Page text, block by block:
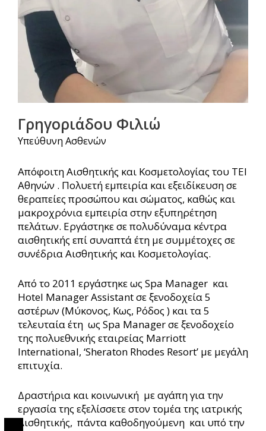
Γρηγοριάδου Φιλιώ
Υπεύθυνη Ασθενών
Απόφοιτη Αισθητικής και Κοσμετολογίας του ΤΕΙ
Αθηνών . Πολυετή εμπειρία και εξειδίκευση σε
θεραπείες προσώπου και σώματος, καθώς και
μακροχρόνια εμπειρία στην εξυπηρέτηση
πελάτων. Εργάστηκε σε πολυδύναμα κέντρα
αισθητικής επί συναπτά έτη με συμμέτοχες σε
συνέδρια Αισθητικής και Κοσμετολογίας.
Από το 2011 εργάστηκε ως Spa Manager και
Hotel Manager Assistant σε ξενοδοχεία 5
αστέρων (Μύκονος, Κως, Ρόδος ) και τα 5
τελευταία έτη ως Spa Manager σε ξενοδοχείο
της πολυεθνικής εταιρείας Marriott
International, ‘Sheraton Rhodes Resort’ με μεγάλη
επιτυχία.
Δραστήρια και κοινωνική με αγάπη για την
εργασία της εξελίσσετε στον τομέα της ιατρικής
Αισθητικής, πάντα καθοδηγούμενη και υπό την